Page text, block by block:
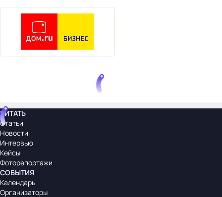
ЧИТАТЬ
Статьи
Новости
Интервью
Кейсы
Фоторепортажи
СОБЫТИЯ
Календарь
Организаторы